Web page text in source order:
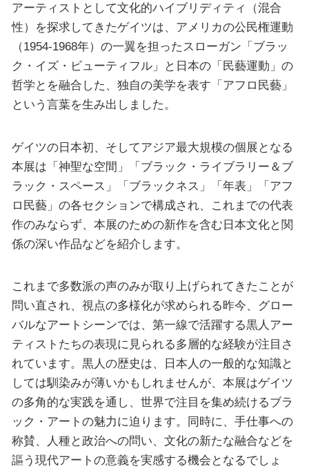
アーティストとして文化的ハイブリディティ（混合
性）を探求してきたゲイツは、アメリカの公民権運動
（1954-1968年）の一翼を担ったスローガン「ブラッ
ク・イズ・ビューティフル」と日本の「民藝運動」の
哲学とを融合した、独自の美学を表す「アフロ民藝」
という言葉を生み出しました。
ゲイツの日本初、そしてアジア最大規模の個展となる
本展は「神聖な空間」「ブラック・ライブラリー＆ブ
ラック・スペース」「ブラックネス」「年表」「アフ
ロ民藝」の各セクションで構成され、これまでの代表
作のみならず、本展のための新作を含む日本文化と関
係の深い作品などを紹介します。
これまで多数派の声のみが取り上げられてきたことが
問い直され、視点の多様化が求められる昨今、グロー
バルなアートシーンでは、第一線で活躍する黒人アー
ティストたちの表現に見られる多層的な経験が注目さ
れています。黒人の歴史は、日本人の一般的な知識と
しては馴染みが薄いかもしれませんが、本展はゲイツ
の多角的な実践を通し、世界で注目を集め続けるブラ
ック・アートの魅力に迫ります。同時に、手仕事への
称賛、人種と政治への問い、文化の新たな融合などを
謳う現代アートの意義を実感する機会となるでしょ